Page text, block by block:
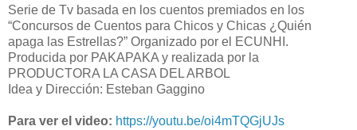
Serie de Tv basada en los cuentos premiados en los
“Concursos de Cuentos para Chicos y Chicas ¿Quién
apaga las Estrellas?” Organizado por el ECUNHI.
Producida por PAKAPAKA y realizada por la
PRODUCTORA LA CASA DEL ARBOL
Idea y Dirección: Esteban Gaggino
Para ver el video: https://youtu.be/oi4mTQGjUJs